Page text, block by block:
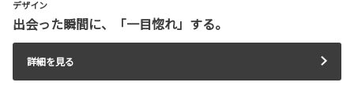
デザイン
出会った瞬間に、「一目惚れ」する。
詳細を見る